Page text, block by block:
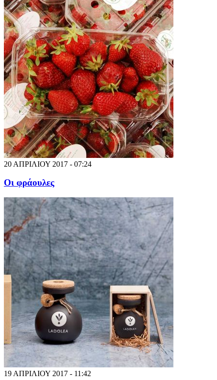
20 ΑΠΡΙΛΙΟΥ 2017 - 07:24
Οι φράουλες
19 ΑΠΡΙΛΙΟΥ 2017 - 11:42